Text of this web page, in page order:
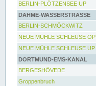
BERLIN-PLÖTZENSEE UP
DAHME-WASSERSTRASSE
BERLIN-SCHMÖCKWITZ
NEUE MÜHLE SCHLEUSE OP
NEUE MÜHLE SCHLEUSE UP
DORTMUND-EMS-KANAL
BERGESHÖVEDE
Groppenbruch